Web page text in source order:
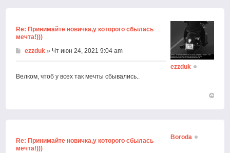
Re: Принимайте новичка,у которого сбылась
мечта!)))
ezzduk » Чт июн 24, 2021 9:04 am
Велком, чтоб у всех так мечты сбывались..
ezzduk
Re: Принимайте новичка,у которого сбылась
мечта!)))
Boroda